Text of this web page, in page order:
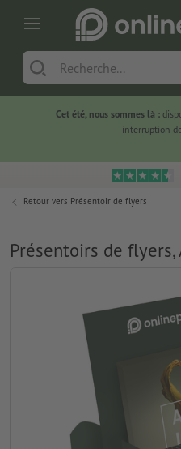
Cet été, nous sommes là :
interruption
Retour vers Présentoir de flyers
Présentoirs de flyers,